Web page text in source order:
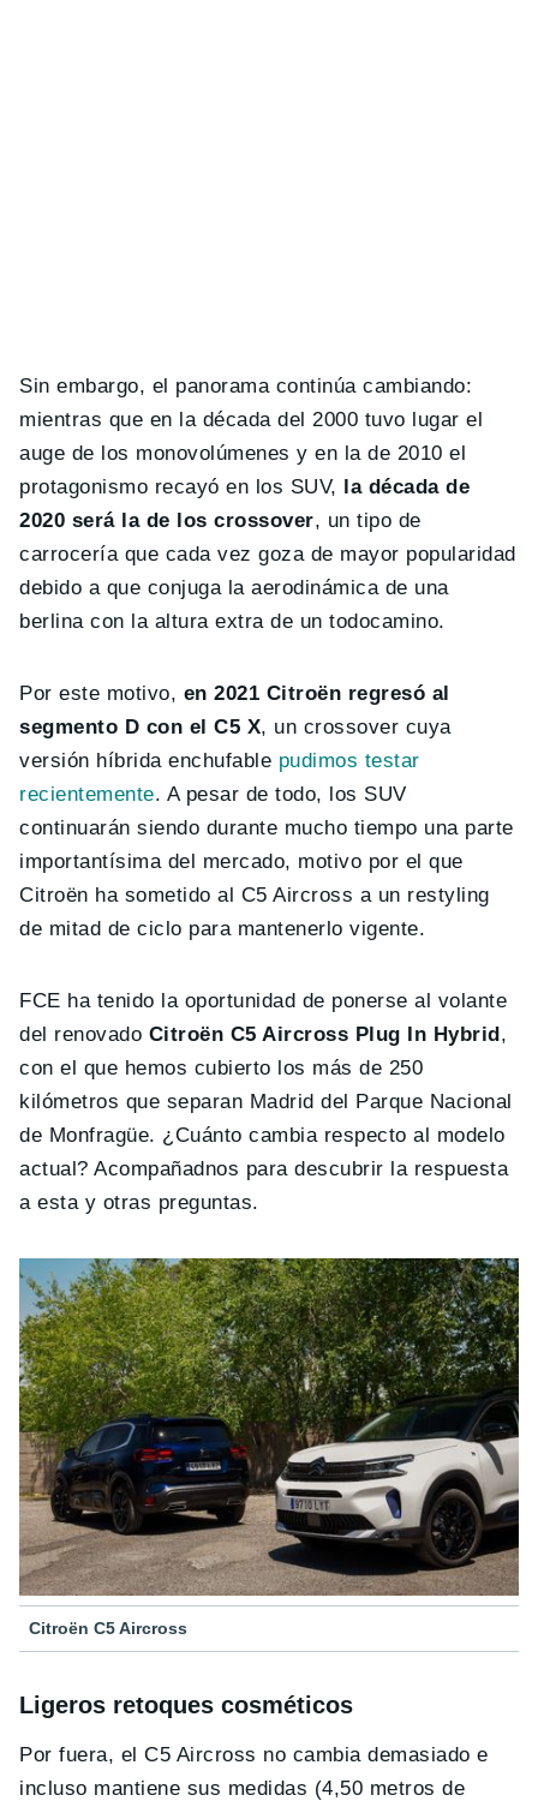
Sin embargo, el panorama continúa cambiando:
mientras que en la década del 2000 tuvo lugar el
auge de los monovolúmenes y en la de 2010 el
protagonismo recayó en los SUV,
la década de
2020 será la de los crossover, un tipo de
carrocería que cada vez goza de mayor popularidad
debido a que conjuga la aerodinámica de una
berlina con la altura extra de un todocamino.
Por este motivo, en 2021 Citroën regresó al
segmento D con el C5 X, un crossover cuya
versión híbrida enchufable pudimos testar
recientemente. A pesar de todo, los SUV
continuarán siendo durante mucho tiempo una parte
importantísima del mercado, motivo por el que
Citroën ha sometido al C5 Aircross a un restyling
de mitad de ciclo para mantenerlo vigente.
FCE ha tenido la oportunidad de ponerse al volante
del renovado Citroën C5 Aircross Plug In Hybrid ,
con el que hemos cubierto los más de 250
kilómetros que separan Madrid del Parque Nacional
de Monfragüe. ¿Cuánto cambia respecto al modelo
actual? Acompañadnos para descubrir la respuesta
a esta y otras preguntas.
Citroën C5 Aircross
Ligeros retoques cosméticos
Por fuera, el C5 Aircross no cambia demasiado e
incluso mantiene sus medidas (4,50 metros de